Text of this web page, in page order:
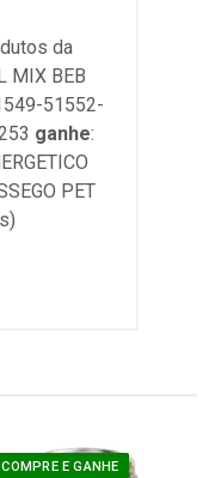
da
MIX BEB
51552-
ganhe:
PET
E GANHE